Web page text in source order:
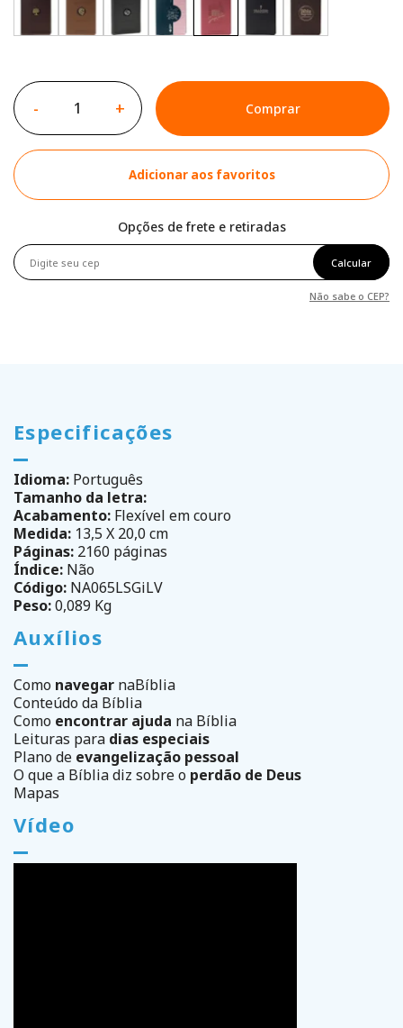
- + Comprar
Adicionar aos favoritos
Opções de frete e retiradas
Calcular
Não sabe o CEP?
Especificações
Idioma: Português
Tamanho da letra:
Acabamento: Flexível em couro
Medida: 13,5 X 20,0 cm
Páginas: 2160 páginas
Índice: Não
Código: NA065LSGiLV
Peso:0,089 Kg
Auxílios
Como navegar naBíblia
Conteúdo da Bíblia
Como encontrar ajuda na Bíblia
Leituras para dias especiais
Plano de evangelização pessoal
O que a Bíblia diz sobre o perdão de Deus
Mapas
Vídeo